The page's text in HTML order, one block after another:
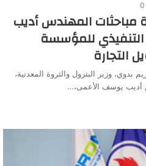
0
مباحثات المهندس أديب
للمؤسسة
التجارة
وزير البترول والثروة المعدنية،
أديب يوسف الأعمى،…